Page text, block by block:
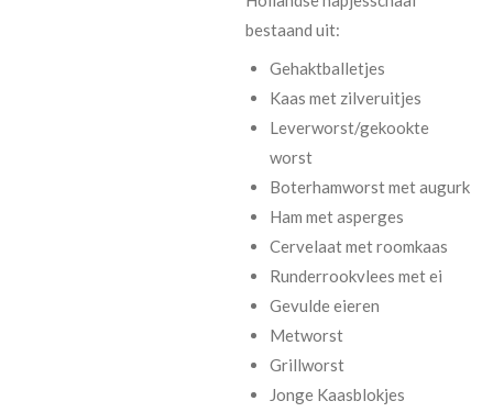
bestaand uit:
Gehaktballetjes
Kaas met zilveruitjes
Leverworst/gekookte
worst
Boterhamworst met augurk
Ham met asperges
Cervelaat met roomkaas
Runderrookvlees met ei
Gevulde eieren
Metworst
Grillworst
Jonge Kaasblokjes